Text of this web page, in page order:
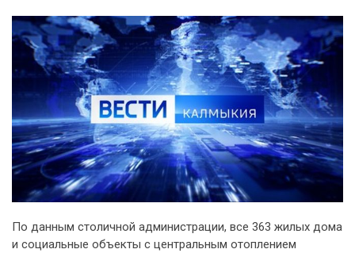
По данным столичной администрации, все 363 жилых дома
и социальные объекты с центральным отоплением